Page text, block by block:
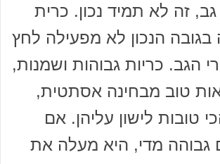
זה לא תמיד נכון. כרית
בגובה הנכון לא מפעילה לחץ
הגב. כריות גבוהות ושמנות,
טוב מבחינה אסתטית,
טובות לישון עליהן. אם
גבוהה מדי, היא מעלה את